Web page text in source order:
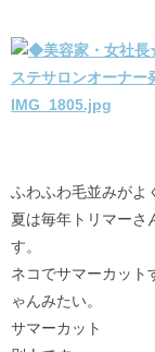
ふわふわ毛並みがよ
夏は毎年トリマーさ
す。
ネコでサマーカット
ゃんみたい。
サマーカット